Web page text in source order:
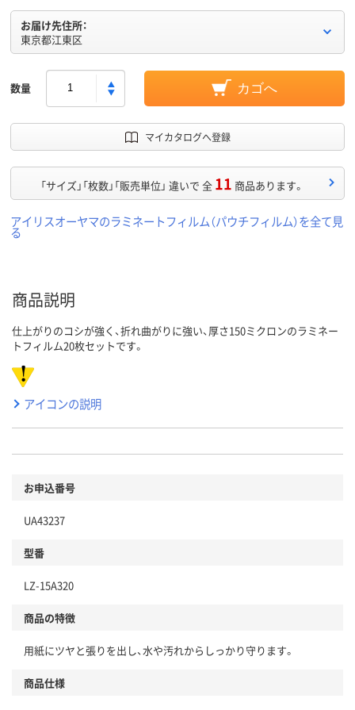
お届け先住所：
東京都江東区
数量 カゴへ
マイカタログへ登録
「サイズ」「枚数」「販売単位」 違いで 全 11 商品あります。
アイリスオーヤマのラミネートフィルム（パウチフィルム）を全て見
る
商品説明
仕上がりのコシが強く、折れ曲がりに強い、厚さ150ミクロンのラミネー
トフィルム20枚セットです。
アイコンの説明
お申込番号
UA43237
型番
LZ-15A320
商品の特徴
用紙にツヤと張りを出し、水や汚れからしっかり守ります。
商品仕様